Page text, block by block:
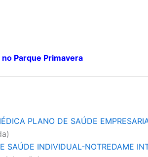
Parque Primavera
PLANO DE SAÚDE
SAÚDE INDIVIDUAL-NOTREDAME